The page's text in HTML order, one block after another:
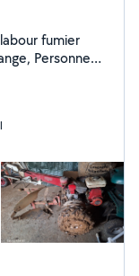
fumier
Personne